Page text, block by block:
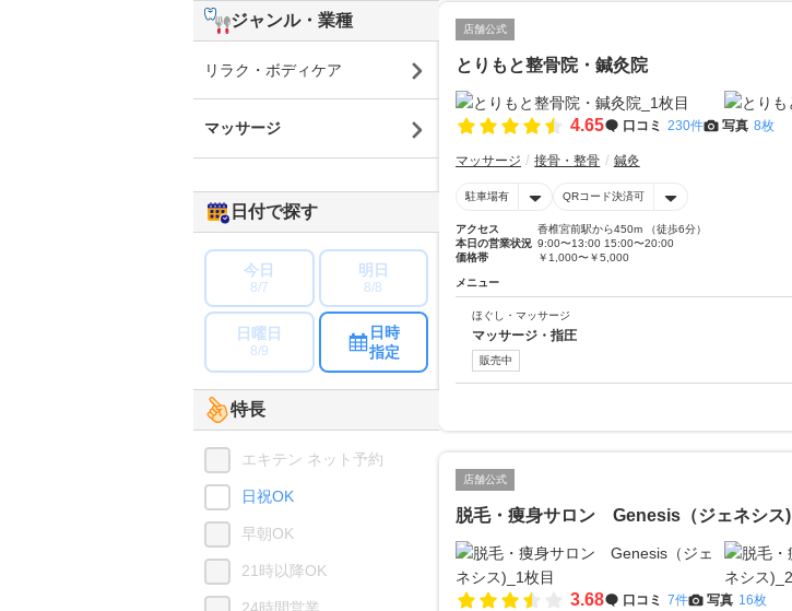
店舗公式
とりもと整骨院・鍼灸院
4.65 口コミ 230件 写真 8枚
マッサージ 接骨・整骨 鍼灸
駐車場有 QRコード決済可
アクセス
香椎宮前駅から450m （徒歩6分）
本日の営業状況 9:00〜13:00 15:00〜20:00
価格帯
￥1,000〜￥5,000
メニュー
ほぐし・マッサージ
マッサージ・指圧
販売中
店舗公式
脱毛・痩身サロン Genesis（ジェネシス)
3.68 口コミ 7件 写真 16枚
ジャンル・業種
リラク・ボディケア
マッサージ
日付で探す
今日
8/7
明日
8/8
日曜日
8/9
日時
指定
特長
エキテン ネット予約
日祝OK
早朝OK
21時以降OK
24時間営業